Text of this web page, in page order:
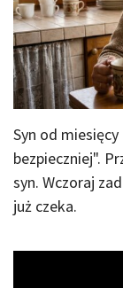
Syn od
bezpieczniej".
syn. Wczoraj
już czeka.